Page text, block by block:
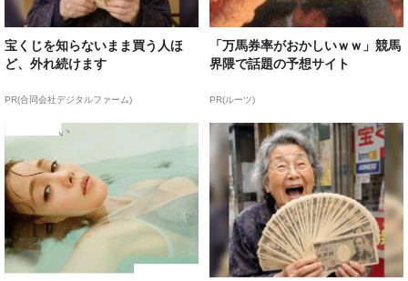
宝くじを知らないまま買う人ほ
ど、外れ続けます
PR(合同会社デジタルファーム)
「万馬券率がおかしいｗｗ」競馬
界隈で話題の予想サイト
PR(ルーツ)